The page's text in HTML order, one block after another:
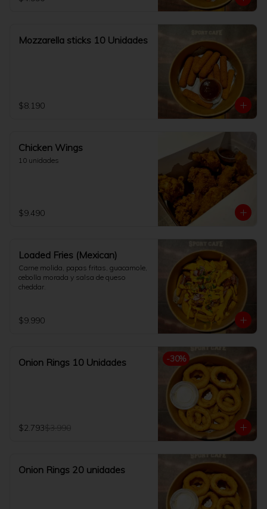
Mozzarella sticks 10 Unidades
$8.190
Chicken Wings
10 unidades
$9.490
Loaded Fries (Mexican)
Carne molida, papas fritas, guacamole,
cebolla morada y salsa de queso
cheddar.
$9.990
-30%
Onion Rings 10 Unidades
$2.793$3.990
Onion Rings 20 unidades